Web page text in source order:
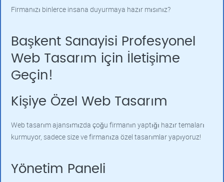
Firmanızı binlerce insana duyurmaya hazır mısınız?
Başkent Sanayisi Profesyonel
Web Tasarım için İletişime
Geçin!
Kişiye Özel Web Tasarım
Web tasarım ajansımızda çoğu firmanın yaptığı hazır temaları
kurmuyor, sadece size ve firmanıza özel tasarımlar yapıyoruz!
Yönetim Paneli